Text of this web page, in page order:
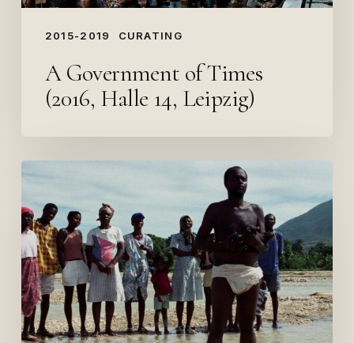
2015-2019 CURATING
A Government of Times
(2016, Halle 14, Leipzig)
Cinéma
Festival
Interculturel
de
St-
Denis
(2006)